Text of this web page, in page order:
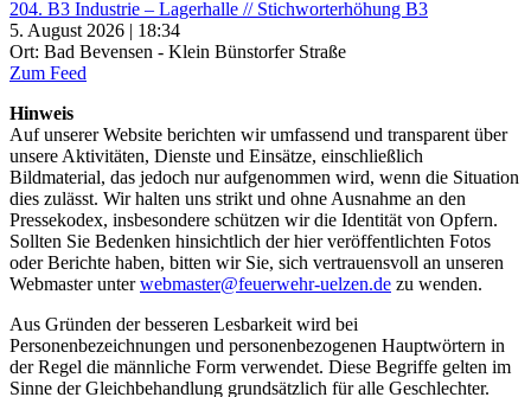
204. B3 Industrie – Lagerhalle // Stichworterhöhung B3
5. August 2026 | 18:34
Ort: Bad Bevensen - Klein Bünstorfer Straße
Zum Feed
Hinweis
Auf unserer Website berichten wir umfassend und transparent über
unsere Aktivitäten, Dienste und Einsätze, einschließlich
Bildmaterial, das jedoch nur aufgenommen wird, wenn die Situation
dies zulässt. Wir halten uns strikt und ohne Ausnahme an den
Pressekodex, insbesondere schützen wir die Identität von Opfern.
Sollten Sie Bedenken hinsichtlich der hier veröffentlichten Fotos
oder Berichte haben, bitten wir Sie, sich vertrauensvoll an unseren
Webmaster unterwebmaster@feuerwehr-uelzen.de zu wenden.
Aus Gründen der besseren Lesbarkeit wird bei
Personenbezeichnungen und personenbezogenen Hauptwörtern in
der Regel die männliche Form verwendet. Diese Begriffe gelten im
Sinne der Gleichbehandlung grundsätzlich für alle Geschlechter.